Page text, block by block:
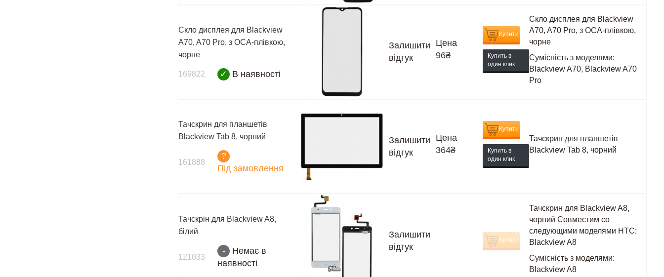
Скло дисплея для Blackview
A70, A70 Pro, з OCA-плівкою,
чорне
169822 ✓ В наявності
Залишити
відгук
Цена
96₴
Купити
Купить в
один клик
Скло дисплея для Blackview
A70, A70 Pro, з OCA-плівкою,
чорне
Сумісність з моделями:
Blackview A70, Blackview A70
Pro
Тачскрин для планшетів
Blackview Tab 8, чорний
161888
?
Під замовлення
Залишити
відгук
Цена
364₴
Купити
Купить в
один клик
Тачскрин для планшетів
Blackview Tab 8, чорний
Тачскрін для Blackview A8,
білий
121033
-
Немає в
наявності
Залишити
відгук
Купити
Тачскрин для Blackview A8,
чорний Совместим со
следующими моделями HTC:
Blackview A8
Сумісність з моделями:
Blackview A8